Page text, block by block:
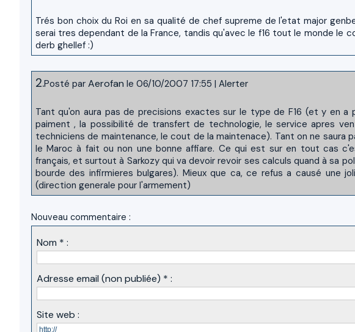
Trés bon choix du Roi en sa qualité de chef supreme de l'etat major
serai tres dependant de la France, tandis qu'avec le f16 tout le monde le
derb ghellef :)
2.Posté par Aerofan le 06/10/2007 17:55 | Alerter
Tant qu'on aura pas de precisions exactes sur le type de F16 (et y en
paiment , la possibilité de transfert de technologie, le service apres
techniciens de maintenance, le cout de la maintenace). Tant on ne saura
le Maroc à fait ou non une bonne affiare. Ce qui est sur en tout cas
français, et surtout à Sarkozy qui va devoir revoir ses calculs quand à sa
bourde des infirmieres bulgares). Mieux que ca, ce refus a causé une
(direction generale pour l'armement)
Nouveau commentaire :
Nom * :
Adresse email (non publiée) * :
Site web :